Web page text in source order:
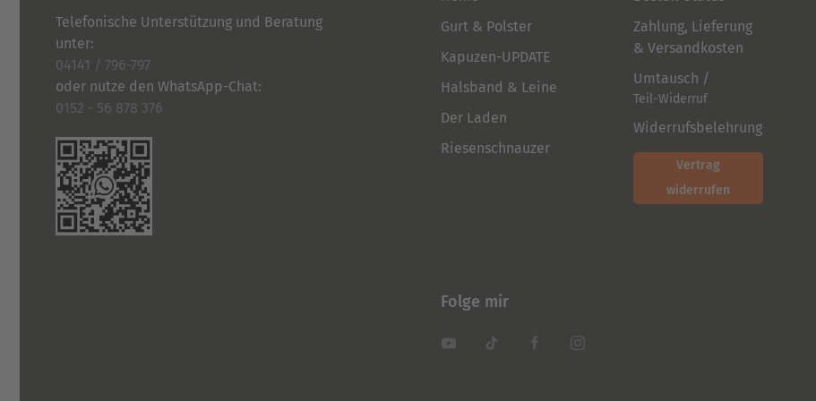
Telefonische Unterstützung und Beratung
unter:
04141 / 796-797
oder nutze den WhatsApp-Chat:
0152 - 56 878 376
Gurt & Polster
Kapuzen-UPDATE
Halsband & Leine
Der Laden
Riesenschnauzer
Zahlung, Lieferung
& Versandkosten
Umtausch /
Teil-Widerruf
Widerrufsbelehrung
Vertrag
widerrufen
Folge mir